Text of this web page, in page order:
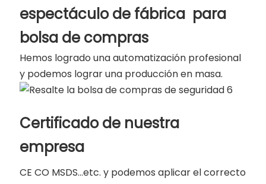
espectáculo de fábrica para
bolsa de compras
Hemos logrado una automatización profesional
y podemos lograr una producción en masa.
Certificado de nuestra
empresa
CE CO MSDS...etc. y podemos aplicar el correcto